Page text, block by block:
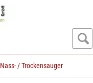
Nass- / Trockensauger